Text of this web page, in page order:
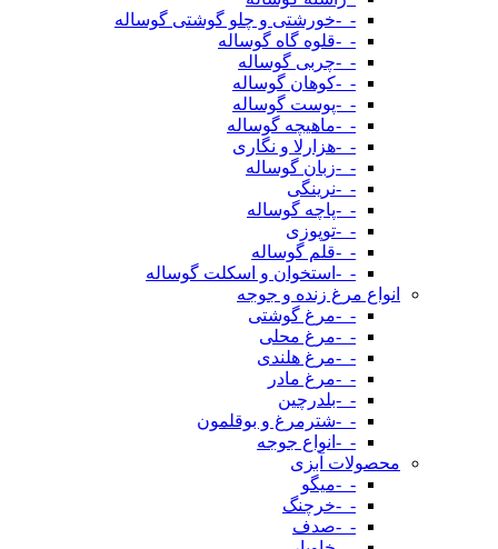
-_-خورشتی و چلو گوشتی گوساله
-_-قلوه گاه گوساله
-_-چربی گوساله
-_-کوهان گوساله
-_-پوست گوساله
-_-ماهیچه گوساله
-_-هزارلا و نگاری
-_-زبان گوساله
-_-نرینگی
-_-پاچه گوساله
-_-توپوزی
-_-قلم گوساله
-_-استخوان و اسکلت گوساله
انواع مرغ زنده و جوجه
-_-مرغ گوشتی
-_-مرغ محلی
-_-مرغ هلندی
-_-مرغ مادر
-_-بلدرچین
-_-شترمرغ و بوقلمون
-_-انواع جوجه
محصولات آبزی
-_-میگو
-_-خرچنگ
-_-صدف